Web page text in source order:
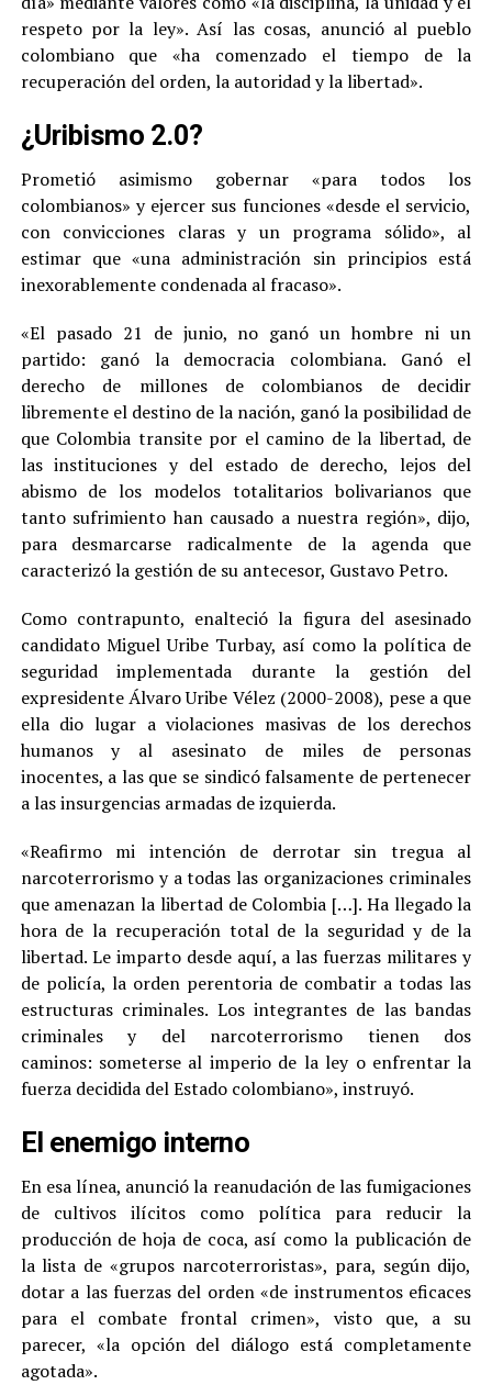
respeto por la ley». Así las cosas, anunció al pueblo
colombiano que «ha comenzado el tiempo de la
recuperación del orden, la autoridad y la libertad».
¿Uribismo 2.0?
Prometió asimismo gobernar «para todos los
colombianos» y ejercer sus funciones «desde el servicio,
con convicciones claras y un programa sólido», al
estimar que «una administración sin principios está
inexorablemente condenada al fracaso».
«El pasado 21 de junio, no ganó un hombre ni un
partido: ganó la democracia colombiana. Ganó el
derecho de millones de colombianos de decidir
libremente el destino de la nación, ganó la posibilidad de
que Colombia transite por el camino de la libertad, de
las instituciones y del estado de derecho, lejos del
abismo de los modelos totalitarios bolivarianos que
tanto sufrimiento han causado a nuestra región», dijo,
para desmarcarse radicalmente de la agenda que
caracterizó la gestión de su antecesor, Gustavo Petro.
Como contrapunto, enalteció la figura del asesinado
candidato Miguel Uribe Turbay, así como la política de
seguridad implementada durante la gestión del
expresidente Álvaro Uribe Vélez (2000-2008), pese a que
ella dio lugar a violaciones masivas de los derechos
humanos y al asesinato de miles de personas
inocentes, a las que se sindicó falsamente de pertenecer
a las insurgencias armadas de izquierda.
«Reafirmo mi intención de derrotar sin tregua al
narcoterrorismo y a todas las organizaciones criminales
que amenazan la libertad de Colombia […]. Ha llegado la
hora de la recuperación total de la seguridad y de la
libertad. Le imparto desde aquí, a las fuerzas militares y
de policía, la orden perentoria de combatir a todas las
estructuras criminales. Los integrantes de las bandas
criminales y del narcoterrorismo tienen dos
caminos: someterse al imperio de la ley o enfrentar la
fuerza decidida del Estado colombiano», instruyó.
El enemigo interno
En esa línea, anunció la reanudación de las fumigaciones
de cultivos ilícitos como política para reducir la
producción de hoja de coca, así como la publicación de
la lista de «grupos narcoterroristas», para, según dijo,
dotar a las fuerzas del orden «de instrumentos eficaces
para el combate frontal crimen», visto que, a su
parecer, «la opción del diálogo está completamente
agotada».